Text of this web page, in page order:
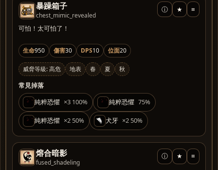
暴躁箱子
chest_mimic_revealed
ⓘ ★ ≡
可怕！太可怕了！
生命950 傷害30 DPS10 位面20
威脅等級: 高危 地表 春 夏 秋
常見掉落
純粹恐懼 ×3 100% 純粹恐懼 75%
純粹恐懼 ×2 50% 犬牙 ×2 50%
熔合暗影
fused_shadeling
ⓘ ★ ≡